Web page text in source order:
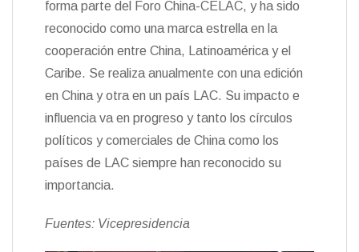
forma parte del Foro China-CELAC, y ha sido
reconocido como una marca estrella en la
cooperación entre China, Latinoamérica y el
Caribe. Se realiza anualmente con una edición
en China y otra en un país LAC. Su impacto e
influencia va en progreso y tanto los círculos
políticos y comerciales de China como los
países de LAC siempre han reconocido su
importancia.
Fuentes: Vicepresidencia